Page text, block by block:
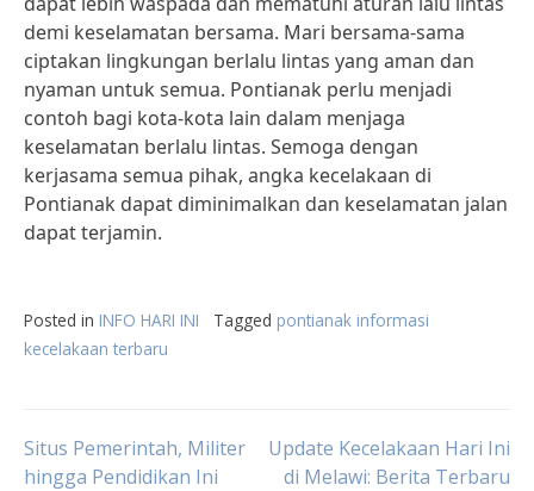
demi keselamatan bersama. Mari bersama-sama
ciptakan lingkungan berlalu lintas yang aman dan
nyaman untuk semua. Pontianak perlu menjadi
contoh bagi kota-kota lain dalam menjaga
keselamatan berlalu lintas. Semoga dengan
kerjasama semua pihak, angka kecelakaan di
Pontianak dapat diminimalkan dan keselamatan jalan
dapat terjamin.
Posted in INFO HARI INI Tagged pontianak informasi
kecelakaan terbaru
Post
Situs Pemerintah, Militer
hingga Pendidikan Ini
Update Kecelakaan Hari Ini
di Melawi: Berita Terbaru